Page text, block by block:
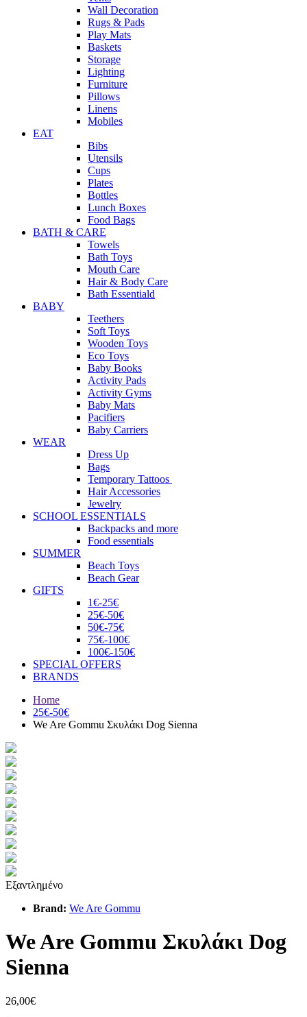
Wall Decoration
Rugs & Pads
Play Mats
Baskets
Storage
Lighting
Furniture
Pillows
Linens
Mobiles
EAT
Bibs
Utensils
Cups
Plates
Bottles
Lunch Boxes
Food Bags
BATH & CARE
Towels
Bath Toys
Mouth Care
Hair & Body Care
Bath Essentiald
BABY
Teethers
Soft Toys
Wooden Toys
Eco Toys
Baby Books
Activity Pads
Activity Gyms
Baby Mats
Pacifiers
Baby Carriers
WEAR
Dress Up
Bags
Temporary Tattoos
Hair Accessories
Jewelry
SCHOOL ESSENTIALS
Backpacks and more
Food essentials
SUMMER
Beach Toys
Beach Gear
GIFTS
1€-25€
25€-50€
50€-75€
75€-100€
100€-150€
SPECIAL OFFERS
BRANDS
Home
25€-50€
We Are Gommu Σκυλάκι Dog Sienna
Εξαντλημένο
Brand: We Are Gommu
We Are Gommu Σκυλάκι Dog
Sienna
26,00€